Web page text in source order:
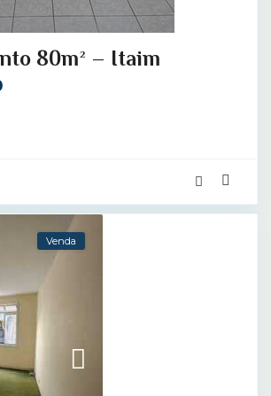
80m² – Itaim
Venda